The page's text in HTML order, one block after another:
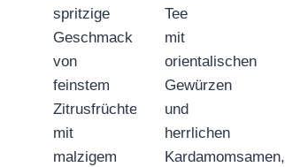
spritzige
Geschmack
von
feinstem
Zitrusfrüchten
mit
malzigem
Tee
mit
orientalischen
Gewürzen
und
herrlichen
Kardamomsamen,